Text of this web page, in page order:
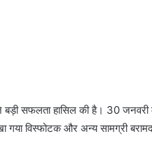
बड़ी सफलता हासिल की है। 30
गया विस्फोटक और अन्य सामग्री